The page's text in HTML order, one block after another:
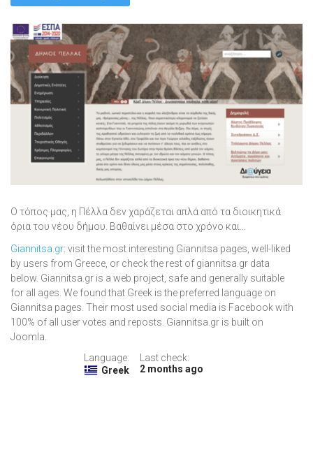
Ο τόπος μας, η Πέλλα δεν χαράζεται απλά από τα διοικητικά
όρια του νέου δήμου. Βαθαίνει μέσα στο χρόνο και...
Giannitsa.gr: visit the most interesting Giannitsa pages, well-liked
by users from Greece, or check the rest of giannitsa.gr data
below. Giannitsa.gr is a web project, safe and generally suitable
for all ages. We found that Greek is the preferred language on
Giannitsa pages. Their most used social media is Facebook with
100% of all user votes and reposts. Giannitsa.gr is built on
Joomla.
Language:
Greek
Last check:
2 months ago